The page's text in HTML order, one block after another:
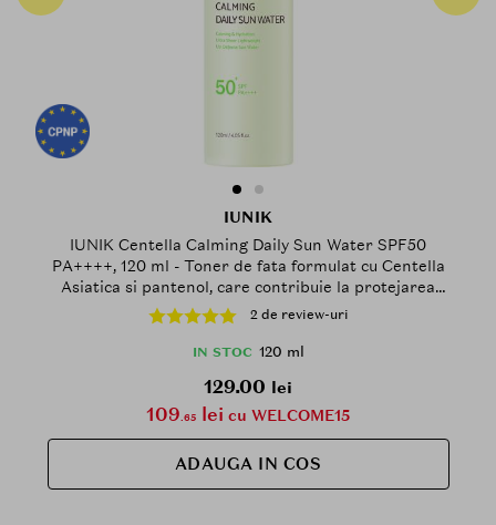
IUNIK
IUNIK Centella Calming Daily Sun Water SPF50
PA++++, 120 ml - Toner de fata formulat cu Centella
Asiatica si pantenol, care contribuie la protejarea
pielii impotriva razelor UVA si UVB si la metinerea
nivelului optim de hidratare
2 de review-uri
IN STOC 120 ml
129.00 lei
109.65 lei cu WELCOME15
ADAUGA IN COS